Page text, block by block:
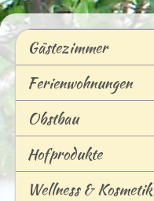
Gästezimmer
Ferienwohnungen
Obstbau
Hofprodukte
Wellness & Kosmetik